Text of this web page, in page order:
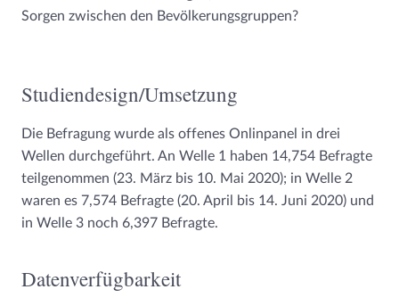
Sorgen zwischen den Bevölkerungsgruppen?
Studiendesign/Umsetzung
Die Befragung wurde als offenes Onlinpanel in drei
Wellen durchgeführt. An Welle 1 haben 14,754 Befragte
teilgenommen (23. März bis 10. Mai 2020); in Welle 2
waren es 7,574 Befragte (20. April bis 14. Juni 2020) und
in Welle 3 noch 6,397 Befragte.
Datenverfügbarkeit